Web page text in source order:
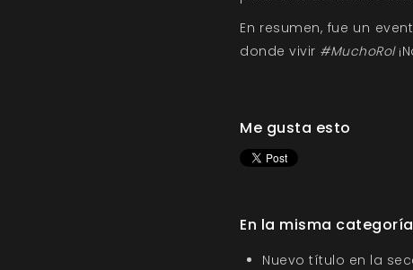
En resumen, fue un
donde vivir #MuchoRol
Me gusta esto
En la misma categoría
Nuevo título en la